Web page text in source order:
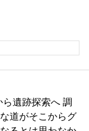
遺跡探索へ 調
道がそこからグ